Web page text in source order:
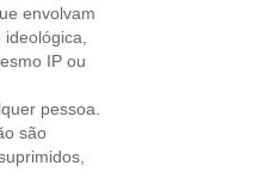
envolvam
IP ou
pessoa.
são